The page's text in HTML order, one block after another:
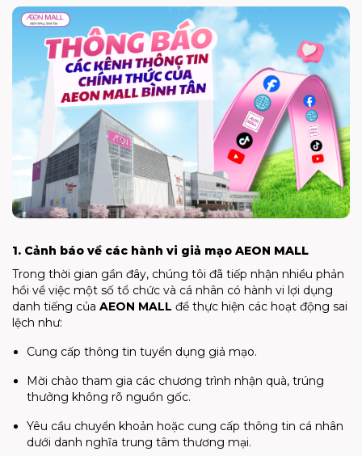
1. Cảnh báo về các hành vi giả mạo AEON MALL
Trong thời gian gần đây, chúng tôi đã tiếp nhận nhiều phản
hồi về việc một số tổ chức và cá nhân có hành vi lợi dụng
danh tiếng của AEON MALL để thực hiện các hoạt động sai
lệch như:
Cung cấp thông tin tuyển dụng giả mạo.
Mời chào tham gia các chương trình nhận quà, trúng
thưởng không rõ nguồn gốc.
Yêu cầu chuyển khoản hoặc cung cấp thông tin cá nhân
dưới danh nghĩa trung tâm thương mại.